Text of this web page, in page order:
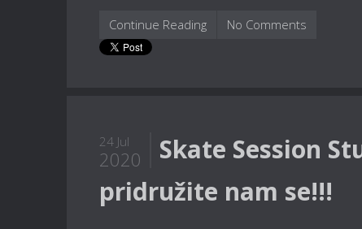
Continue Reading No Comments
24 Jul
2020
Skate Session
pridružite nam se!!!